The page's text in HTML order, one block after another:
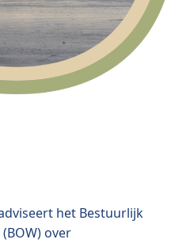
het Bestuurlijk
over